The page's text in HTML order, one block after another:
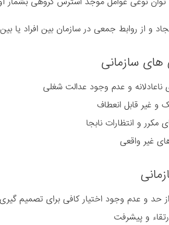
و از روابط جمعی در سازمان بین افراد
سازمانی
و عدم وجود عدالت شغلی
و غیر قابل انعطاف
مکرر و انتظارات نابجا
غیر واقعی
حد و عدم وجود اختیار کافی برای تصمیم گیری
و پیشرفت